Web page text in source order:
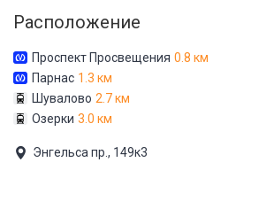
Расположение
Проспект Просвещения 0.8 км
Парнас 1.3 км
Шувалово 2.7 км
Озерки 3.0 км
Энгельса пр., 149к3